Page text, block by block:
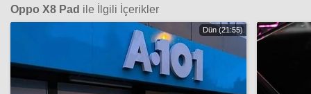
Oppo X8 Pad ile İlgili İçerikler
Dün (21:55)